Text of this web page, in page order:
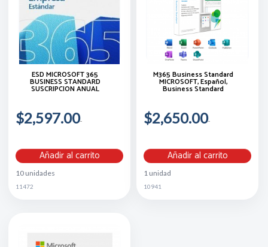
ESD MICROSOFT 365
BUSINESS STANDARD
SUSCRIPCION ANUAL
$2,597.00
Añadir al carrito
10 unidades
11472
M365 Business Standard
MICROSOFT, Español,
Business Standard
$2,650.00
Añadir al carrito
1 unidad
10941